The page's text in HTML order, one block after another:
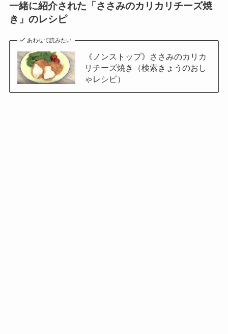
一緒に紹介された「ささみのカリカリチーズ焼
き」のレシピ
あわせて読みたい
《ノンストップ》ささみのカリカ
リチーズ焼き（検索きょうのおし
ゃレシピ）